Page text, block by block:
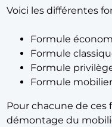
Voici les différentes
Formule
Formule
Formule
Formule
Pour chacune de ces
démontage du